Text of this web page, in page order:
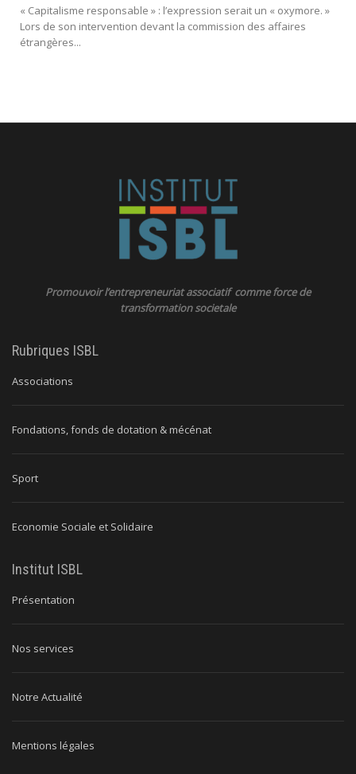
« Capitalisme responsable » : l’expression serait un « oxymore. »
Lors de son intervention devant la commission des affaires
étrangères...
Promouvoir l’entrepreneuriat associatif comme force de
transformation societale
Rubriques ISBL
Associations
Fondations, fonds de dotation & mécénat
Sport
Economie Sociale et Solidaire
Institut ISBL
Présentation
Nos services
Notre Actualité
Mentions légales